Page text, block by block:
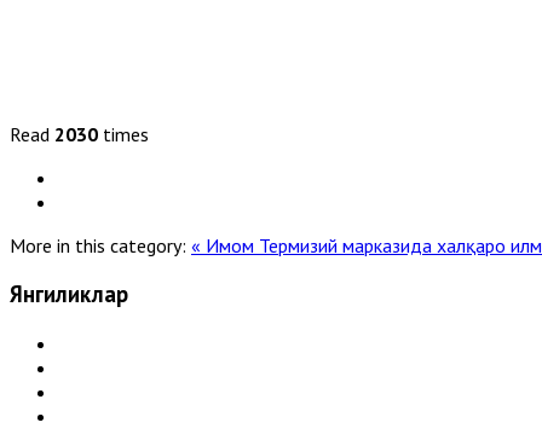
Read 2030 times
More in this category: « Имом Термизий марказида халқаро
Янгиликлар